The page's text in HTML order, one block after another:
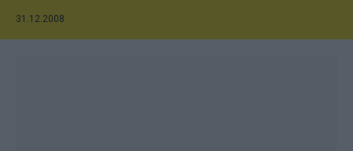
31.12.2008